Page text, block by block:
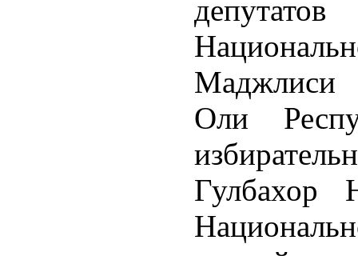
Маджлиси
Оли
Гулбахор